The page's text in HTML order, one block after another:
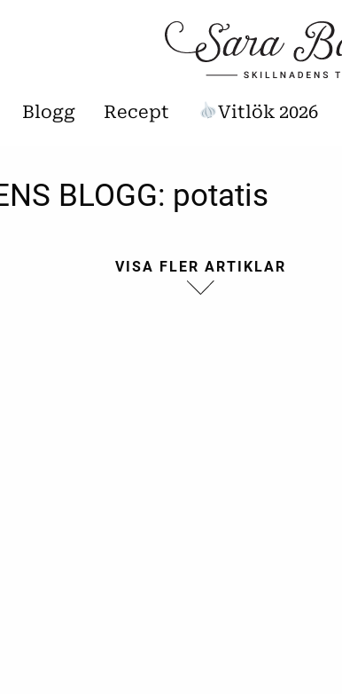
Blogg Recept Vitlök 2026
BLOGG: potatis